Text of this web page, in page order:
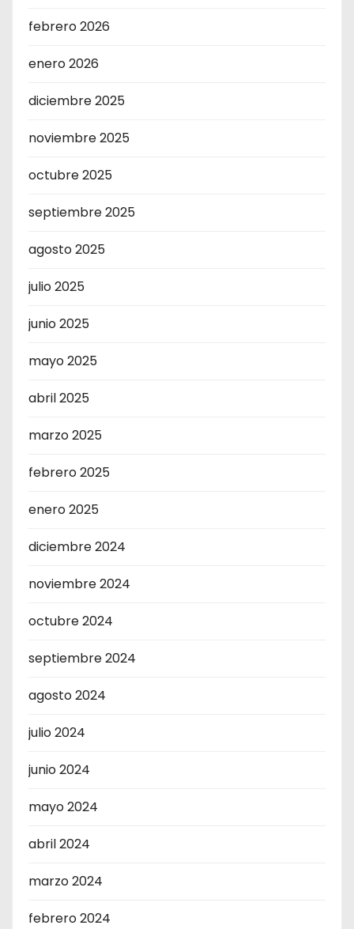
febrero 2026
enero 2026
diciembre 2025
noviembre 2025
octubre 2025
septiembre 2025
agosto 2025
julio 2025
junio 2025
mayo 2025
abril 2025
marzo 2025
febrero 2025
enero 2025
diciembre 2024
noviembre 2024
octubre 2024
septiembre 2024
agosto 2024
julio 2024
junio 2024
mayo 2024
abril 2024
marzo 2024
febrero 2024